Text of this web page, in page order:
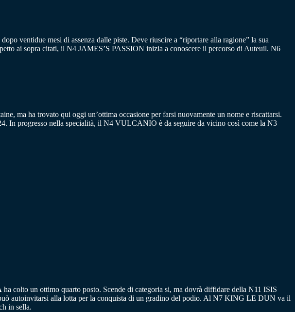
ventidue mesi di assenza dalle piste. Deve riuscire a “riportare alla ragione” la sua
ai sopra citati, il N4 JAMES’S PASSION inizia a conoscere il percorso di Auteuil. N6
ma ha trovato qui oggi un’ottima occasione per farsi nuovamente un nome e riscattarsi.
In progresso nella specialità, il N4 VULCANIO è da seguire da vicino così come la N3
ha colto un ottimo quarto posto. Scende di categoria si, ma dovrà diffidare della N11 ISIS
autoinvitarsi alla lotta per la conquista di un gradino del podio. Al N7 KING LE DUN va il
in sella.